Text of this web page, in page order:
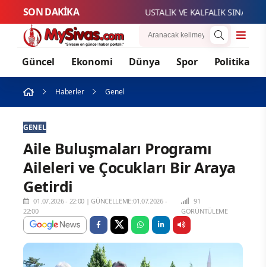
SON DAKİKA USTALIK VE KALFALIK SINAV
Güncel Ekonomi Dünya Spor Politika
Haberler Genel
GENEL
Aile Buluşmaları Programı
Aileleri ve Çocukları Bir Araya
Getirdi
01.07.2026 - 22:00 |GÜNCELLEME:01.07.2026 -
22:00
91
GÖRÜNTÜLEME